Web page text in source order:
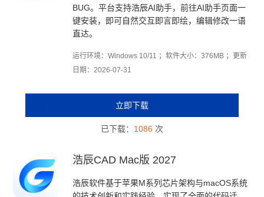
BUG。平台支持浩辰AI助手，前往AI助手页面一
键安装，即可自然交互即言即绘，编辑修改一语
直达。
运行环境：Windows 10/11 ；软件大小：376MB ；更新
日期：2026-07-31
立即下载
已下载： 1086 次
浩辰CAD Mac版 2027
浩辰软件基于苹果M系列芯片架构与macOS系统